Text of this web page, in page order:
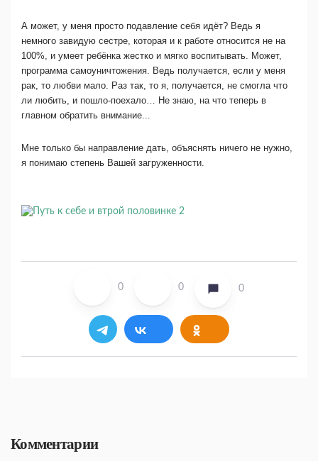
А может, у меня просто подавление себя идёт? Ведь я
немного завидую сестре, которая и к работе относится не на
100%, и умеет ребёнка жестко и мягко воспитывать. Может,
программа самоуничтожения. Ведь получается, если у меня
рак, то любви мало. Раз так, то я, получается, не смогла что
ли любить, и пошло-поехало… Не знаю, на что теперь в
главном обратить внимание...
Мне только бы направление дать, объяснять ничего не нужно,
я понимаю степень Вашей загруженности.
0 0 0
Комментарии